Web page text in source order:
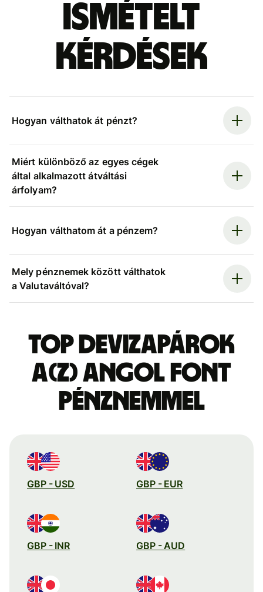
ismételt
kérdések
Hogyan válthatok át pénzt?
Miért különböző az egyes cégek
által alkalmazott átváltási
árfolyam?
Hogyan válthatom át a pénzem?
Mely pénznemek között válthatok
a Valutaváltóval?
Top devizapárok
a(z) angol font
pénznemmel
GBP - USD GBP - EUR
GBP - INR GBP - AUD